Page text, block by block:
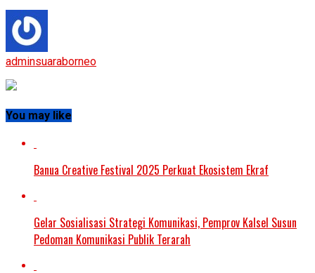
adminsuaraborneo
You may like
Banua Creative Festival 2025 Perkuat Ekosistem Ekraf
Gelar Sosialisasi Strategi Komunikasi, Pemprov Kalsel Susun
Pedoman Komunikasi Publik Terarah